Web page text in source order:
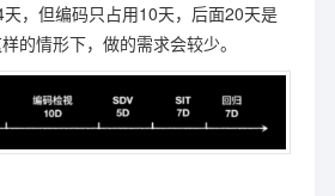
，但编码只占用10天，后面20天是
的情形下，做的需求会较少。